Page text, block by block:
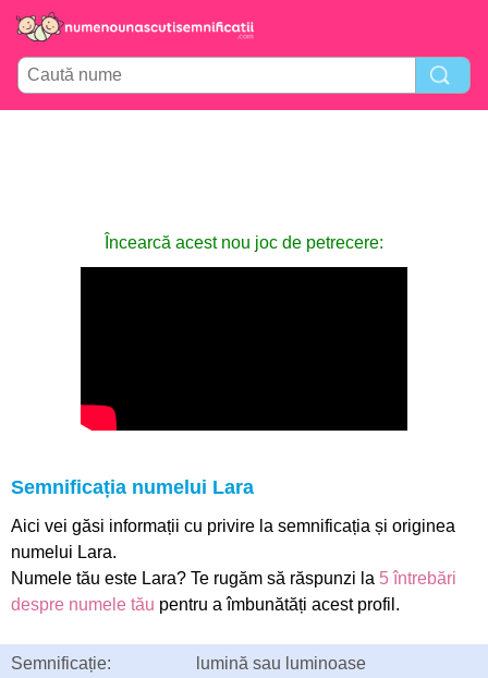
Încearcă acest nou joc de petrecere:
Semnificația numelui Lara
Aici vei găsi informații cu privire la semnificația și originea
numelui Lara.
Numele tău este Lara? Te rugăm să răspunzi la 5 întrebări
despre numele tău pentru a îmbunătăți acest profil.
Semnificație: lumină sau luminoase